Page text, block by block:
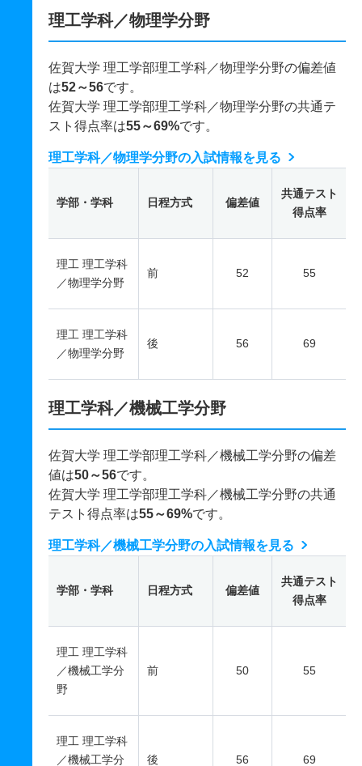
理工学科／物理学分野
佐賀大学 理工学部理工学科／物理学分野の偏差値
は52～56です。
佐賀大学 理工学部理工学科／物理学分野の共通テ
スト得点率は55～69%です。
理工学科／物理学分野の入試情報を見る
学部・学科 日程方式 偏差値
共通テスト
得点率
理工 理工学科
／物理学分野
前 52 55
理工 理工学科
／物理学分野
後 56 69
理工学科／機械工学分野
佐賀大学 理工学部理工学科／機械工学分野の偏差
値は50～56です。
佐賀大学 理工学部理工学科／機械工学分野の共通
テスト得点率は55～69%です。
理工学科／機械工学分野の入試情報を見る
学部・学科 日程方式 偏差値
共通テスト
得点率
理工 理工学科
／機械工学分
野
前 50 55
理工 理工学科
／機械工学分
後 56 69